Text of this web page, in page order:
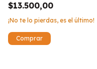
$13.500,00
¡No te lo pierdas, es el último!